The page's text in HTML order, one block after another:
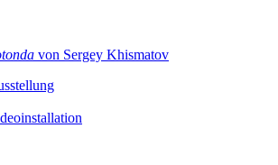
von Sergey Khismatov